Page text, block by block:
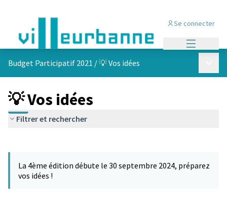
Se connecter
Budget Participatif 2021 /💡 Vos idées
💡 Vos idées
Filtrer et rechercher
La 4ème édition débute le 30 septembre 2024, préparez
vos idées !